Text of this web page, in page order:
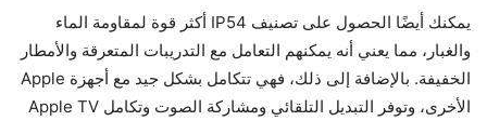
يمكنك أيضًا الحصول على تصنيف IP54 أكثر قوة لمقاومة الماء
والغبار، مما يعني أنه يمكنهم التعامل مع التدريبات المتعرقة والأمطار
الخفيفة. بالإضافة إلى ذلك، فهي تتكامل بشكل جيد مع أجهزة Apple
الأخرى، وتوفر التبديل التلقائي ومشاركة الصوت وتكامل Apple TV